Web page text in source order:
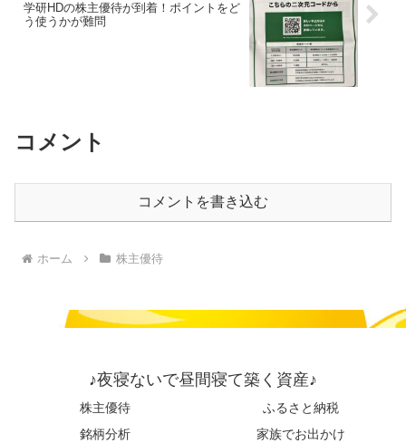
学研HDの株主優待が到着！ポイントをど
う使うかが難問
コメント
コメントを書き込む
ホーム 株主優待
♪夜寝ないで昼間寝て築く資産♪
株主優待
ふるさと納税
銘柄分析
家族でお出かけ